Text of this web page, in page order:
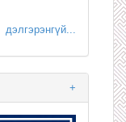
дэлгэрэнгүй...
+